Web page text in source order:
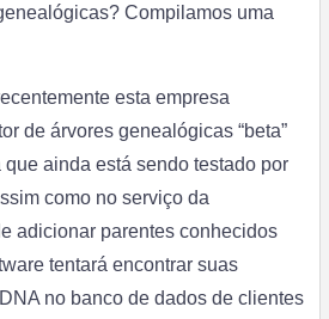
Compilamos uma
esta empresa
de árvores genealógicas “beta”
ainda está sendo testado por
como no serviço da
adicionar parentes conhecidos
tentará encontrar suas
no banco de dados de clientes